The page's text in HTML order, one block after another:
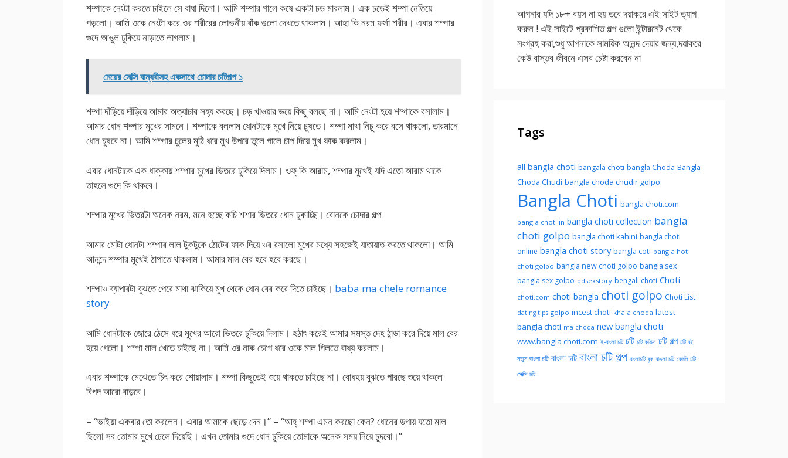
শম্পাকে নেংটা করতে চাইলে সে বাধা দিলো। আমি শম্পার গালে কষে একটা চড় মারলাম। এক চড়েই শম্পা নেতিয়ে
পড়লো। আমি ওকে নেংটা করে ওর শরীরের লোভনীয় বাঁক গুলো দেখতে থাকলাম। আহা কি নরম ফর্সা শরীর। এবার শম্পার
গুদে আঙুল ঢুকিয়ে নাড়াতে লাগলাম।
মেয়ের সেক্সি বান্ধবীসহ একসাথে চোদার চটিগল্প ১
শম্পা দাঁড়িয়ে দাঁড়িয়ে আমার অত্যাচার সহ্য করছে। চড় খাওয়ার ভয়ে কিছু বলছে না। আমি নেংটা হয়ে শম্পাকে বসালাম।
আমার ধোন শম্পার মুখের সামনে। শম্পাকে বললাম ধোনটাকে মুখে নিয়ে চুষতে। শম্পা মাথা নিচু করে বসে থাকলো, তারমানে
ধোন চুষবে না। আমি শম্পার চুলের মুঠি ধরে মুখ উপরে তুলে গালে চাপ দিয়ে মুখ ফাক করলাম।
এবার ধোনটাকে এক ধাক্কায় শম্পার মুখের ভিতরে ঢুকিয়ে দিলাম। ওফ্ কি আরাম, শম্পার মুখেই যদি এতো আরাম থাকে
তাহলে গুদে কি থাকবে।
শম্পার মুখের ভিতরটা অনেক নরম, মনে হচ্ছে কচি শশার ভিতরে ধোন ঢুকাচ্ছি। বোনকে চোদার গল্প
আমার মোটা ধোনটা শম্পার লাল টুকটুকে ঠোটের ফাক দিয়ে ওর রসালো মুখের মধ্যে সহজেই যাতায়াত করতে থাকলো। আমি
আনন্দে শম্পার মুখেই ঠাপাতে থাকলাম। আমার মাল বের হবে হবে করছে।
শম্পাও ব্যাপারটা বুঝতে পেরে মাথা ঝাকিয়ে মুখ থেকে ধোন বের করে দিতে চাইছে। baba ma chele romance
story
আমি ধোনটাকে জোরে ঠেসে ধরে মুখের আরো ভিতরে ঢুকিয়ে দিলাম। হঠাৎ করেই আমার সমস্ত দেহ ঠান্ডা করে দিয়ে মাল বের
হয়ে গেলো। শম্পা মাল খেতে চাইছে না। আমি ওর নাক চেপে ধরে ওকে মাল গিলতে বাধ্য করলাম।
এবার শম্পাকে মেঝেতে চিৎ করে শোয়ালাম। শম্পা কিছুতেই শুয়ে থাকতে চাইছে না। বোধহয় বুঝতে পারছে শুয়ে থাকলে
বিপদ আরো বাড়বে।
– “ভাইয়া একবার তো করলেন। এবার আমাকে ছেড়ে দেন।” – “আহ্ শম্পা এমন করছো কেন? ধোনের ডগায় যতো মাল
ছিলো সব তোমার মুখে ঢেলে দিয়েছি। এখন তোমার গুদে ধোন ঢুকিয়ে তোমাকে অনেক সময় নিয়ে চুদবো।”
আপনার যদি ১৮+ বয়স না হয় তবে দয়াকরে এই সাইট ত্যাগ
করুন ! এই সাইটে প্রকাশিত গল্প গুলো ইন্টারনেট থেকে
সংগ্রহ করা,শুধু আপনাকে সাময়িক আনন্দ দেয়ার জন্য,দয়াকরে
কেউ বাস্তব জীবনে এসব চেষ্টা করবেন না
Tags
all bangla choti bangala choti bangla Choda Bangla
Choda Chudi bangla choda chudir golpo
Bangla Choti bangla choti.com
bangla choti.in bangla choti collection bangla
choti golpo bangla choti kahini bangla choti
online bangla choti story bangla coti bangla hot
choti golpo bangla new choti golpo bangla sex
bangla sex golpo bdsexstory bengali choti Choti
choti.com choti bangla choti golpo Choti List
dating tips golpo incest choti khala choda latest
bangla choti ma choda new bangla choti
www.bangla choti.com ই-বাংলা চটি চটি চটি কমিক্স চটি গল্প চটি বই
নতুন বাংলা চটি বাংলা চটি বাংলা চটি গল্প বাংলাচটি বুক বাঙলা চটি বেঙ্গলি চটি
সেক্সি চটি